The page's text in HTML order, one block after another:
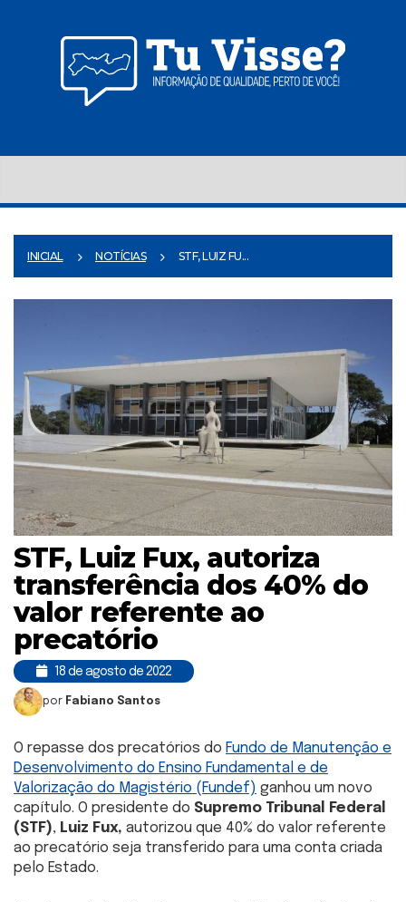
INICIAL NOTÍCIAS STF, LUIZ FU...
STF, Luiz Fux, autoriza
transferência dos 40% do
valor referente ao
precatório
18 de agosto de 2022
por Fabiano Santos
O repasse dos precatórios do Fundo de Manutenção e
Desenvolvimento do Ensino Fundamental e de
Valorização do Magistério (Fundef) ganhou um novo
capítulo. O presidente do Supremo Tribunal Federal
(STF), Luiz Fux, autorizou que 40% do valor referente
ao precatório seja transferido para uma conta criada
pelo Estado.